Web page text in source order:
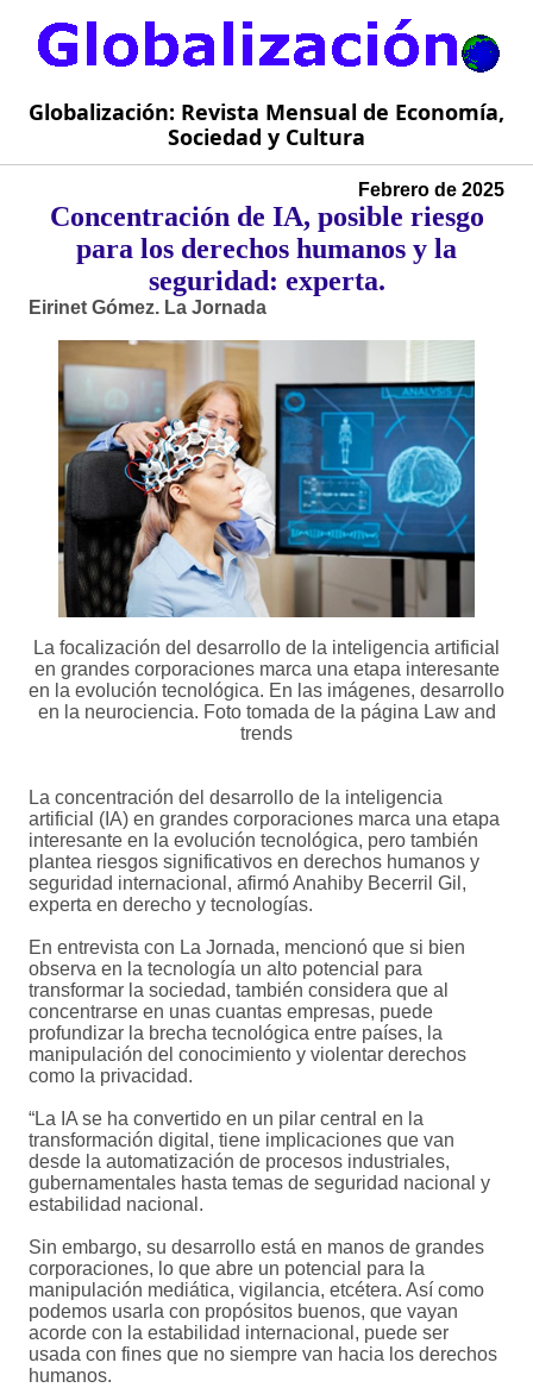
Globalización: Revista Mensual de Economía,
Sociedad y Cultura
Febrero de 2025
Concentración de IA, posible riesgo
para los derechos humanos y la
seguridad: experta.
Eirinet Gómez. La Jornada
La focalización del desarrollo de la inteligencia artificial
en grandes corporaciones marca una etapa interesante
en la evolución tecnológica. En las imágenes, desarrollo
en la neurociencia. Foto tomada de la página Law and
trends
La concentración del desarrollo de la inteligencia
artificial (IA) en grandes corporaciones marca una etapa
interesante en la evolución tecnológica, pero también
plantea riesgos significativos en derechos humanos y
seguridad internacional, afirmó Anahiby Becerril Gil,
experta en derecho y tecnologías.
En entrevista con La Jornada, mencionó que si bien
observa en la tecnología un alto potencial para
transformar la sociedad, también considera que al
concentrarse en unas cuantas empresas, puede
profundizar la brecha tecnológica entre países, la
manipulación del conocimiento y violentar derechos
como la privacidad.
“La IA se ha convertido en un pilar central en la
transformación digital, tiene implicaciones que van
desde la automatización de procesos industriales,
gubernamentales hasta temas de seguridad nacional y
estabilidad nacional.
Sin embargo, su desarrollo está en manos de grandes
corporaciones, lo que abre un potencial para la
manipulación mediática, vigilancia, etcétera. Así como
podemos usarla con propósitos buenos, que vayan
acorde con la estabilidad internacional, puede ser
usada con fines que no siempre van hacia los derechos
humanos.